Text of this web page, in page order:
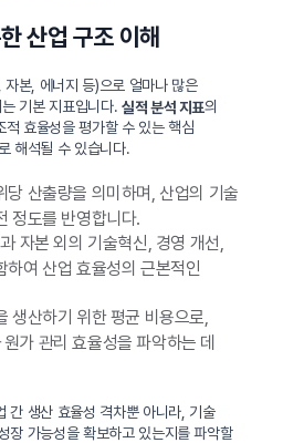
산업 구조 이해
본, 에너지 등)으로 얼마나 많은
기본 지표입니다. 실적 분석 지표의
효율성을 평가할 수 있는 핵심
해석될 수 있습니다.
산출량을 의미하며, 산업의 기술
정도를 반영합니다.
자본 외의 기술혁신, 경영 개선,
여 산업 효율성의 근본적인
생산하기 위한 평균 비용으로,
가 관리 효율성을 파악하는 데
간 생산 효율성 격차뿐 아니라, 기술
장 가능성을 확보하고 있는지를 파악할